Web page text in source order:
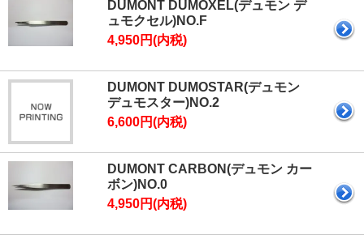
DUMONT DUMOXEL(デュモン デ
ュモクセル)NO.F
4,950円(内税)
DUMONT DUMOSTAR(デュモン
デュモスター)NO.2
6,600円(内税)
DUMONT CARBON(デュモン カー
ボン)NO.0
4,950円(内税)